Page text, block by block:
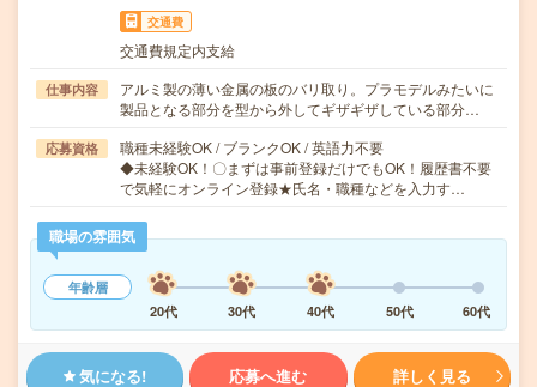
交通費
交通費規定内支給
仕事内容
アルミ製の薄い金属の板のバリ取り。プラモデルみたいに
製品となる部分を型から外してギザギザしている部分…
応募資格
職種未経験OK / ブランクOK / 英語力不要
◆未経験OK！〇まずは事前登録だけでもOK！履歴書不要
で気軽にオンライン登録★氏名・職種などを入力す…
職場の雰囲気
年齢層
20代
30代 40代 50代 60代
気になる! 応募へ進む 詳しく見る